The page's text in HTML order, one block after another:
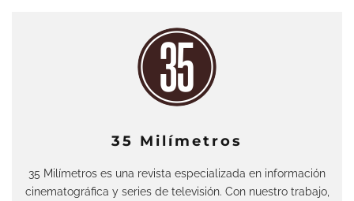
35 Milímetros
35 Milímetros es una revista especializada en información
cinematográfica y series de televisión. Con nuestro trabajo,